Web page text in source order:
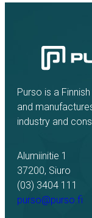
Purso is a
and
industry and
Alumiinitie 1
37200, Siuro
(03) 3404 111
purso@purso.fi